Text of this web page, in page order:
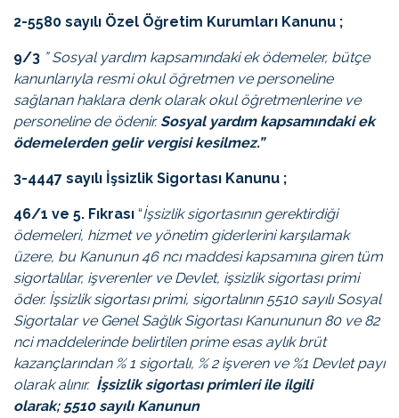
2-5580 sayılı Özel Öğretim Kurumları Kanunu ;
9/3 ” Sosyal yardım kapsamındaki ek ödemeler, bütçe
kanunlarıyla resmi okul öğretmen ve personeline
sağlanan haklara denk olarak okul öğretmenlerine ve
personeline de ödenir.Sosyal yardım kapsamındaki ek
ödemelerden gelir vergisi kesilmez.”
3-4447 sayılı İşsizlik Sigortası Kanunu ;
46/1 ve 5. Fıkrası “İşsizlik sigortasının gerektirdiği
ödemeleri, hizmet ve yönetim giderlerini karşılamak
üzere, bu Kanunun 46 ncı maddesikapsamına giren tüm
sigortalılar, işverenler ve Devlet, işsizlik sigortası primi
öder. İşsizlik sigortası primi, sigortalının 5510 sayılı Sosyal
Sigortalar ve Genel Sağlık Sigortası Kanununun 80ve 82
nci maddelerindebelirtilen prime esas aylık brüt
kazançlarından % 1 sigortalı, % 2 işveren ve %1 Devlet payı
olarak alınır. İşsizlik sigortası primleri ile ilgili
olarak; 5510 sayılı Kanunun